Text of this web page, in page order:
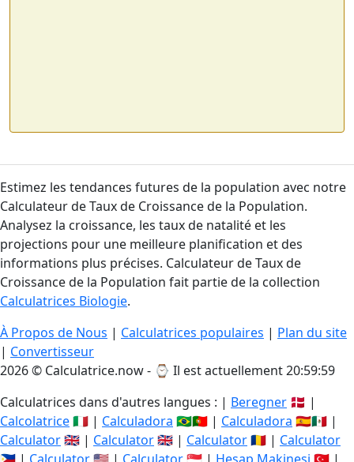
Estimez les tendances futures de la population avec notre
Calculateur de Taux de Croissance de la Population.
Analysez la croissance, les taux de natalité et les
projections pour une meilleure planification et des
informations plus précises. Calculateur de Taux de
Croissance de la Population fait partie de la collection
Calculatrices Biologie.
À Propos de Nous | Calculatrices populaires | Plan du site
| Convertisseur
2026 © Calculatrice.now - ⌚ Il est actuellement 20:59:59
Calculatrices dans d'autres langues : | Beregner 🇩🇰 |
Calcolatrice🇮🇹 | Calculadora 🇧🇷🇵🇹 | Calculadora 🇪🇸🇲🇽 |
Calculator🇬🇧 | Calculator🇬🇧 | Calculator🇷🇴 | Calculator